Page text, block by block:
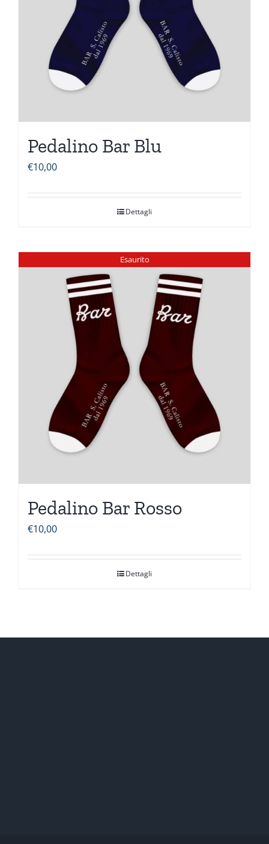
Pedalino Bar Blu
€10,00
Dettagli
Esaurito
Pedalino Bar Rosso
€10,00
Dettagli